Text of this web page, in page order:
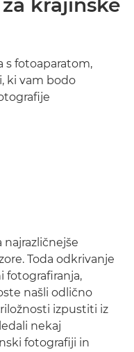
krajinske
s fotoaparatom,
ki vam bodo
najrazličnejše
Toda odkrivanje
fotografiranja,
našli odlično
izpustiti iz
nekaj
fotografiji in